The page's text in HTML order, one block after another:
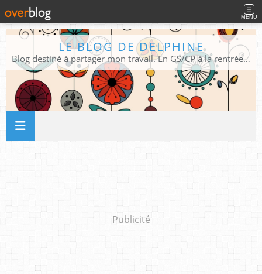
MENU
LE BLOG DE DELPHINE
Blog destiné à partager mon travail. En GS/CP à la rentrée 2026/2027 !
Publicité